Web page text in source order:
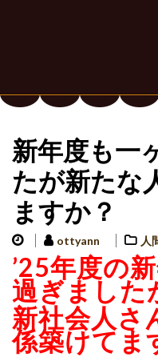
新年度も一
たが新たな
ますか？
ottyann 人
’25年度の
過ぎました
新社会人さ
係築けてま